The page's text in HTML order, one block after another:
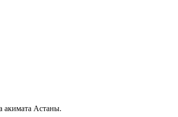
акимата Астаны.